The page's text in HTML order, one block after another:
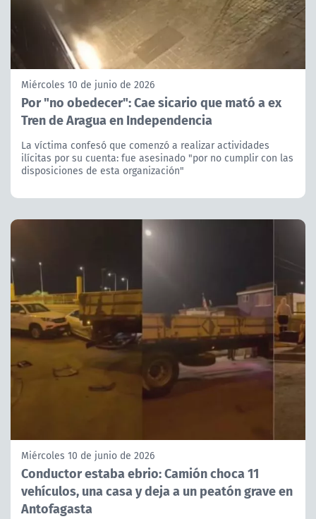
Miércoles 10 de junio de 2026
Por "no obedecer": Cae sicario que mató a ex
Tren de Aragua en Independencia
La víctima confesó que comenzó a realizar actividades
ilícitas por su cuenta: fue asesinado "por no cumplir con las
disposiciones de esta organización"
Miércoles 10 de junio de 2026
Conductor estaba ebrio: Camión choca 11
vehículos, una casa y deja a un peatón grave en
Antofagasta